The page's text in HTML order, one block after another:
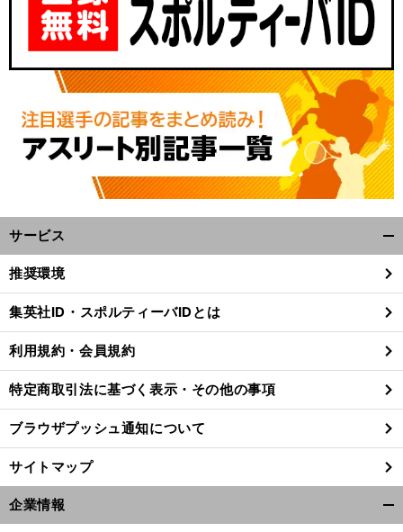
サービス
閉
る
推奨環境
集英社ID・スポルティーバIDとは
利用規約・会員規約
特定商取引法に基づく表示・その他の事項
ブラウザプッシュ通知について
サイトマップ
企業情報